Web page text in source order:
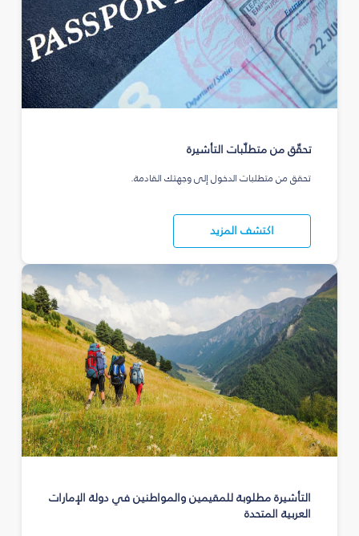
تحقّق من متطلّبات التأشيرة
تحقق من متطلبات الدخول إلى وجهتك القادمة.
اكتشف المزيد
التأشيرة مطلوبة للمقيمين والمواطنين في دولة الإمارات
العربية المتحدة